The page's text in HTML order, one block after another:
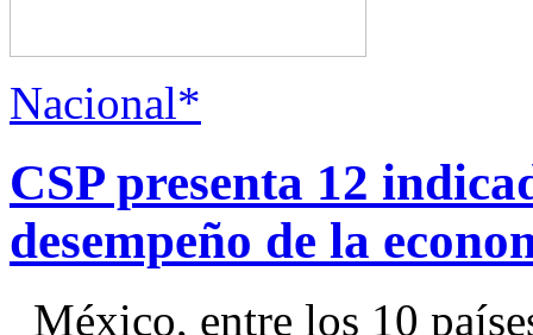
Nacional*
CSP presenta 12
desempeño de la
México, entre los 10